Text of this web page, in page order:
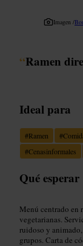
Imagen /
“Ramen
Ideal para
#Ramen #
#Cenasinformales
Qué esperar
Menú centrado en
vegetarianas.
ruidoso y
grupos. Carta de